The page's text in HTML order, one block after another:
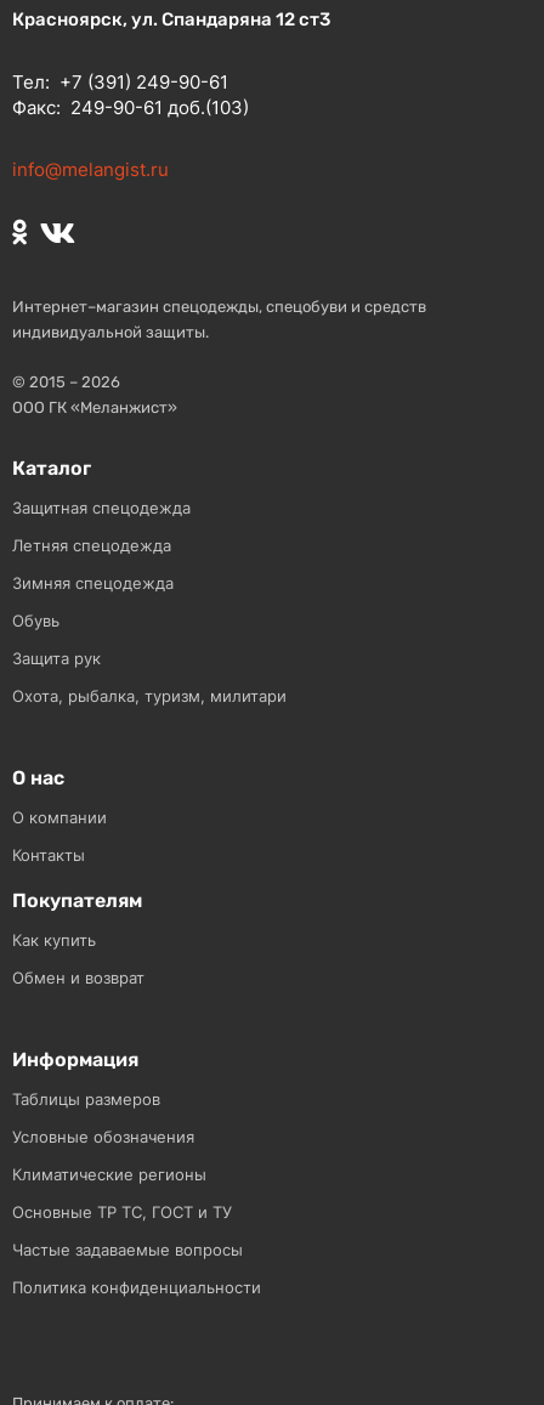
Красноярск, ул. Спандаряна 12 ст3
Тел: +7 (391) 249-90-61
Факс: 249-90-61 доб.(103)
info@melangist.ru
Интернет–магазин спецодежды, спецобуви и средств
индивидуальной защиты.
© 2015 – 2026
ООО ГК «Меланжист»
Каталог
Защитная спецодежда
Летняя спецодежда
Зимняя спецодежда
Обувь
Защита рук
Охота, рыбалка, туризм, милитари
О нас
О компании
Контакты
Покупателям
Как купить
Обмен и возврат
Информация
Таблицы размеров
Условные обозначения
Климатические регионы
Основные ТР ТС, ГОСТ и ТУ
Частые задаваемые вопросы
Политика конфиденциальности